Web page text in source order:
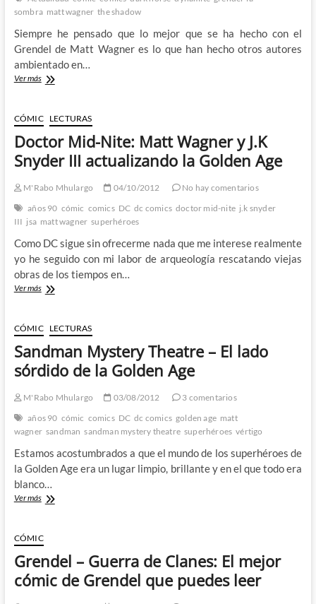
sombra matt wagner the shadow
Siempre he pensado que lo mejor que se ha hecho con el
Grendel de Matt Wagner es lo que han hecho otros autores
ambientado en…
Ver másGrendel
Shadow
–
Matt
Wagner
nos
que
La
Sombra
la
maldad
acecha
en
de
Grendel
CÓMIC LECTURAS
Doctor Mid-Nite: Matt Wagner y J.K
Snyder III actualizando la Golden Age
M'Rabo Mhulargo 04/10/2012
No hay comentarios
años 90 cómic comics DC dc comics doctor mid-nite j.k snyder
III jsa matt wagner superhéroes
Como DC sigue sin ofrecerme nada que me interese realmente
yo he seguido con mi labor de arqueología rescatando viejas
obras de los tiempos en…
Ver másDoctor
Matt
Wagner
y
J.K
Snyder
actualizando
Golden
CÓMIC LECTURAS
Sandman Mystery Theatre – El lado
sórdido de la Golden Age
M'Rabo Mhulargo 03/08/2012
3 comentarios
años 90 cómic comics DC dc comics golden age matt
wagner sandman sandman mystery theatre superhéroes vértigo
Estamos acostumbrados a que el mundo de los superhéroes de
la Golden Age era un lugar limpio, brillante y en el que todo era
blanco…
Ver másSandman
–
El
lado
sórdido
de
CÓMIC
Grendel – Guerra de Clanes: El mejor
cómic de Grendel que puedes leer